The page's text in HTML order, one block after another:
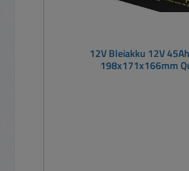
12V Bleiakku 12V
198x171x166mm